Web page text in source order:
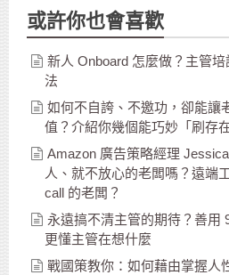
或許你也會喜歡
新人 Onboard 怎麼做？主管
法
如何不自誇、不邀功，卻能讓
值？介紹你幾個能巧妙「刷存
Amazon 廣告策略經理
人、就不放心的老闆嗎？遠端
call 的老闆？
永遠搞不清主管的期待？善用
更懂主管在想什麼
戰國策教你：如何藉由掌握人